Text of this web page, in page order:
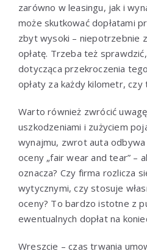
zarówno w leasingu, jak i
może skutkować dopłatami
zbyt wysoki – niepotrzebnie
opłatę. Trzeba też
dotycząca przekroczenia
opłaty za każdy kilometr,
Warto również zwrócić
uszkodzeniami i zużyciem
wynajmu, zwrot auta
oceny „fair wear and tear” –
oznacza? Czy firma rozlicza
wytycznymi, czy stosuje
oceny? To bardzo istotne z
ewentualnych dopłat na
Wreszcie – czas trwania